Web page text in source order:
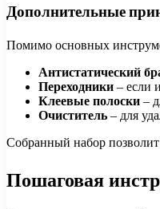
Дополнительные
Помимо основных
Антистатический
Переходники – если
Клеевые полоски –
Очиститель – для
Собранный набор
Пошаговая